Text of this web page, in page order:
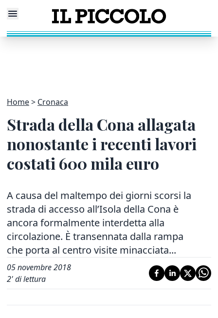
Home Cronaca
Strada della Cona allagata
nonostante i recenti lavori
costati 600 mila euro
A causa del maltempo dei giorni scorsi la
strada di accesso all’Isola della Cona è
ancora formalmente interdetta alla
circolazione. È transennata dalla rampa
che porta al centro visite minacciata...
05 novembre 2018
2' di lettura